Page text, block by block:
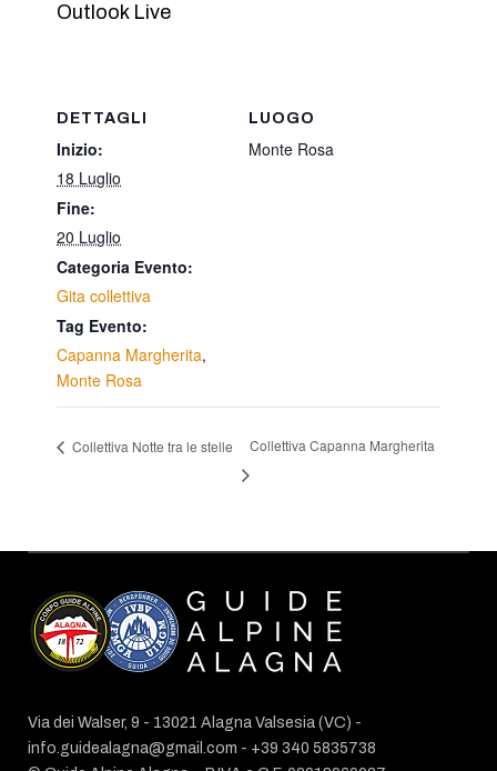
Outlook Live
DETTAGLI
Inizio:
18 Luglio
Fine:
20 Luglio
Categoria Evento:
Gita collettiva
Tag Evento:
Capanna Margherita,
Monte Rosa
LUOGO
Monte Rosa
Collettiva Notte tra le stelle Collettiva Capanna Margherita
Via dei Walser, 9 - 13021 Alagna Valsesia (VC) -
info.guidealagna@gmail.com - ​+39 340 5835738